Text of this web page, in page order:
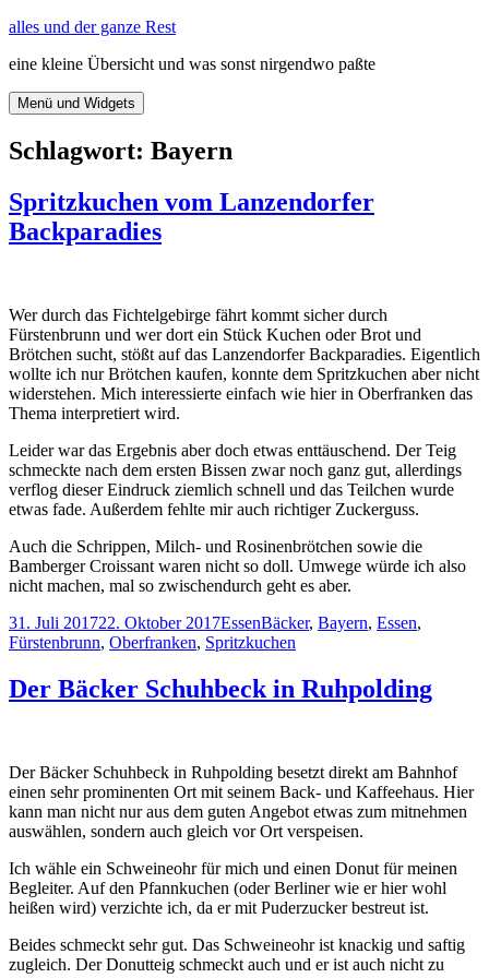
Zum
springen
alles und der ganze Rest
eine kleine Übersicht und was sonst nirgendwo paßte
Menü und Widgets
Schlagwort: Bayern
Spritzkuchen vom Lanzendorfer
Backparadies
Wer durch das Fichtelgebirge fährt kommt sicher durch
Fürstenbrunn und wer dort ein Stück Kuchen oder Brot und
Brötchen sucht, stößt auf das Lanzendorfer Backparadies. Eigentlich
wollte ich nur Brötchen kaufen, konnte dem Spritzkuchen aber nicht
widerstehen. Mich interessierte einfach wie hier in Oberfranken das
Thema interpretiert wird.
Leider war das Ergebnis aber doch etwas enttäuschend. Der Teig
schmeckte nach dem ersten Bissen zwar noch ganz gut, allerdings
verflog dieser Eindruck ziemlich schnell und das Teilchen wurde
etwas fade. Außerdem fehlte mir auch richtiger Zuckerguss.
Auch die Schrippen, Milch- und Rosinenbrötchen sowie die
Bamberger Croissant waren nicht so doll. Umwege würde ich also
nicht machen, mal so zwischendurch geht es aber.
Veröffentlicht
am
31. Juli 201722. Oktober 2017Kategorien
EssenSchlagwörter
Bäcker, Bayern, Essen,
Fürstenbrunn, Oberfranken, Spritzkuchen
Der Bäcker Schuhbeck in Ruhpolding
Der Bäcker Schuhbeck in Ruhpolding besetzt direkt am Bahnhof
einen sehr prominenten Ort mit seinem Back- und Kaffeehaus. Hier
kann man nicht nur aus dem guten Angebot etwas zum mitnehmen
auswählen, sondern auch gleich vor Ort verspeisen.
Ich wähle ein Schweineohr für mich und einen Donut für meinen
Begleiter. Auf den Pfannkuchen (oder Berliner wie er hier wohl
heißen wird) verzichte ich, da er mit Puderzucker bestreut ist.
Beides schmeckt sehr gut. Das Schweineohr ist knackig und saftig
zugleich. Der Donutteig schmeckt auch und er ist auch nicht zu